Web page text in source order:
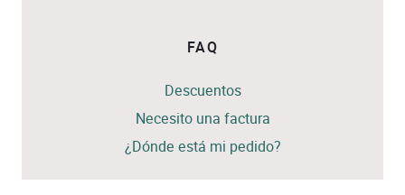
FAQ
Descuentos
Necesito una factura
¿Dónde está mi pedido?